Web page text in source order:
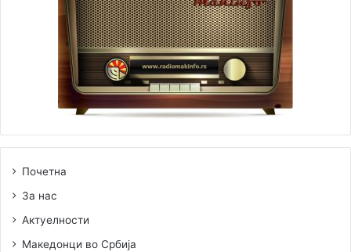
Почетна
За нас
Актуелности
Македонци во Србија